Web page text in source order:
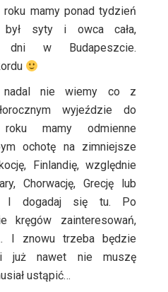
mamy ponad tydzień
syty i owca cała,
dni w Budapeszcie.
nadal nie wiemy co z
wyjeździe do
mamy odmienne
ochotę na zimniejsze
Finlandię, względnie
Chorwację, Grecję lub
I dogadaj się tu. Po
kręgów zainteresowań,
I znowu trzeba będzie
i już nawet nie muszę
ustąpić…